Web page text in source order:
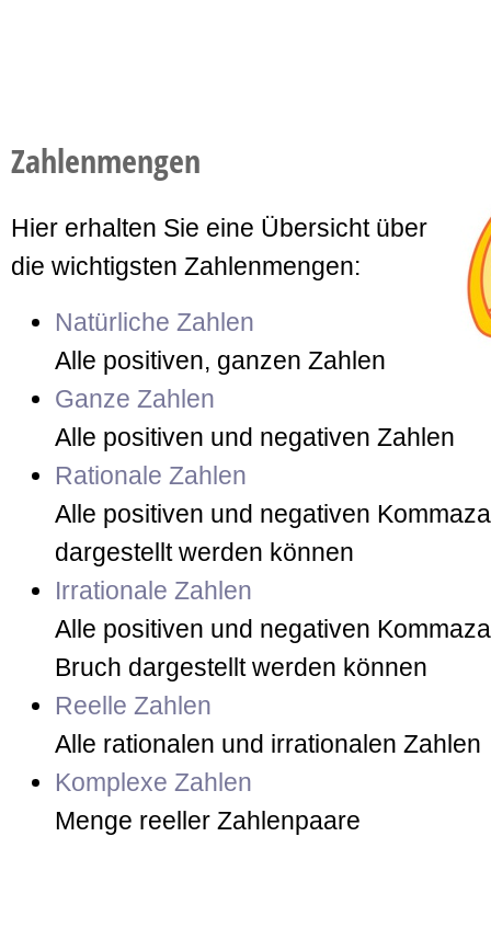
Zahlenmengen
Hier erhalten Sie eine Übersicht über
die wichtigsten Zahlenmengen:
Natürliche Zahlen
Alle positiven, ganzen Zahlen
Ganze Zahlen
Alle positiven und negativen Zahlen
Rationale Zahlen
Alle positiven und negativen
dargestellt werden können
Irrationale Zahlen
Alle positiven und negativen
Bruch dargestellt werden können
Reelle Zahlen
Alle rationalen und irrationalen Zahlen
Komplexe Zahlen
Menge reeller Zahlenpaare